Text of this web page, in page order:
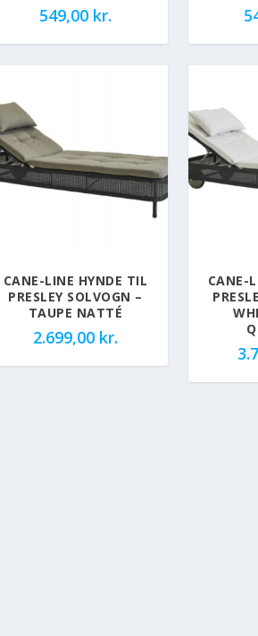
549,00 kr.
CANE-LINE HYNDE TIL
PRESLEY SOLVOGN –
TAUPE NATTÉ
2.699,00 kr.
CANE-